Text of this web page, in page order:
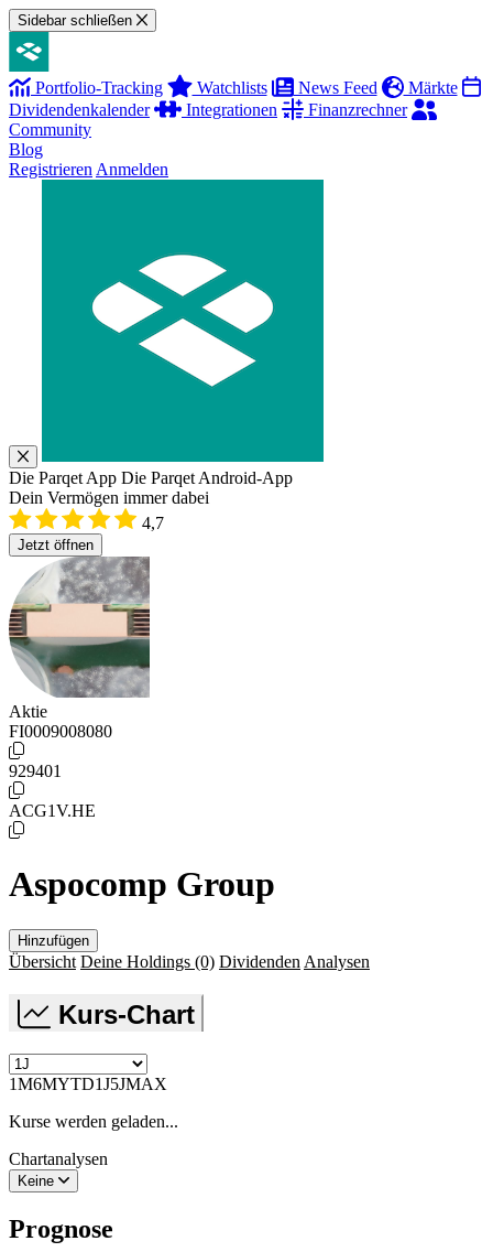
Sidebar schließen
Portfolio-Tracking Watchlists News Feed
Märkte
Dividendenkalender
Integrationen
Finanzrechner
Community
Blog
Registrieren Anmelden
Die Parqet App Die Parqet Android-App
Dein Vermögen immer dabei
4,7
Jetzt öffnen
Aktie
FI0009008080
929401
ACG1V.HE
Aspocomp Group
Hinzufügen
Übersicht Deine Holdings (0) Dividenden Analysen
Kurs-Chart
1M6MYTD1J5JMAX
Kurse werden geladen...
Chartanalysen
Keine
Prognose